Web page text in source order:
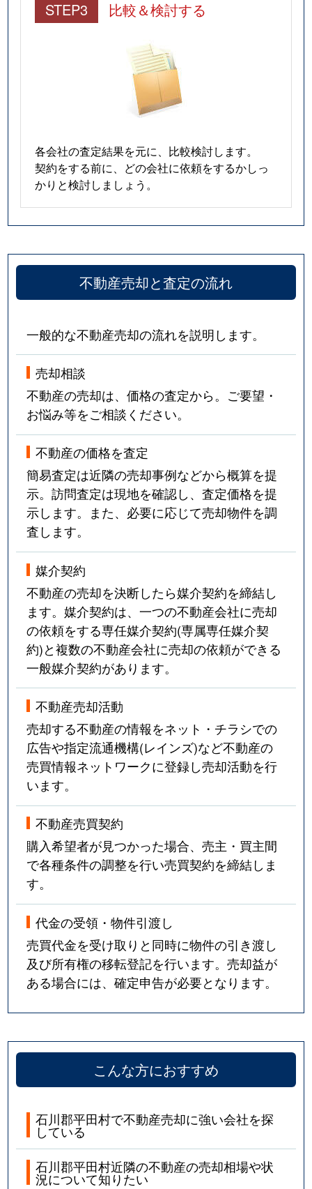
STEP3 比較＆検討する
各会社の査定結果を元に、比較検討します。
契約をする前に、どの会社に依頼をするかしっ
かりと検討しましょう。
不動産売却と査定の流れ
一般的な不動産売却の流れを説明します。
売却相談
不動産の売却は、価格の査定から。ご要望・
お悩み等をご相談ください。
不動産の価格を査定
簡易査定は近隣の売却事例などから概算を提
示。訪問査定は現地を確認し、査定価格を提
示します。また、必要に応じて売却物件を調
査します。
媒介契約
不動産の売却を決断したら媒介契約を締結し
ます。媒介契約は、一つの不動産会社に売却
の依頼をする専任媒介契約(専属専任媒介契
約)と複数の不動産会社に売却の依頼ができる
一般媒介契約があります。
不動産売却活動
売却する不動産の情報をネット・チラシでの
広告や指定流通機構(レインズ)など不動産の
売買情報ネットワークに登録し売却活動を行
います。
不動産売買契約
購入希望者が見つかった場合、売主・買主間
で各種条件の調整を行い売買契約を締結しま
す。
代金の受領・物件引渡し
売買代金を受け取りと同時に物件の引き渡し
及び所有権の移転登記を行います。売却益が
ある場合には、確定申告が必要となります。
こんな方におすすめ
石川郡平田村で不動産売却に強い会社を探
している
石川郡平田村近隣の不動産の売却相場や状
況について知りたい